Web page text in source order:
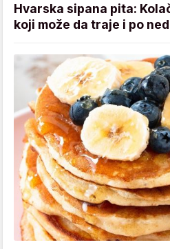
Hvarska sipana pita:
koji može da traje i po